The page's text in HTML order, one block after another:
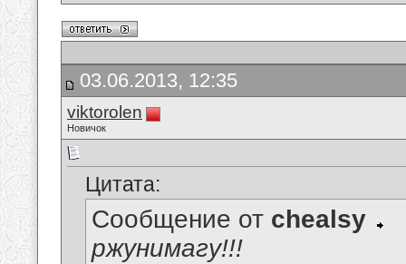
03.06.2013, 12:35
viktorolen
Новичок
Цитата:
Сообщение от chealsy
ржунимагу!!!